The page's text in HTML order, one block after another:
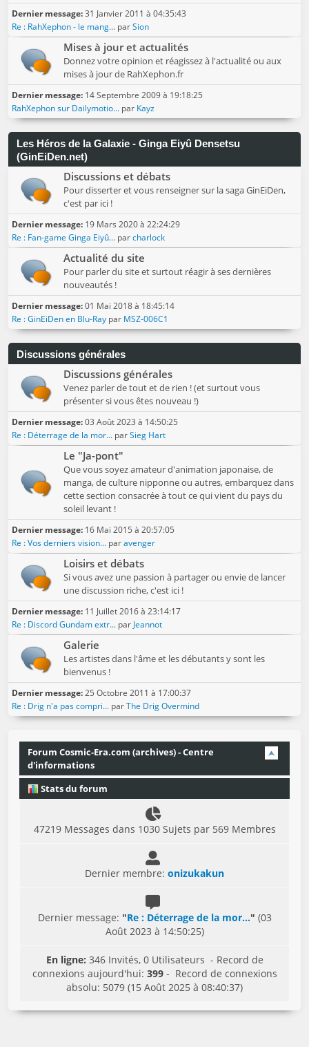
Dernier message:31 Janvier 2011 à 04:35:43
Re : RahXephon - le mang... parSion
Mises à jour et actualités
Donnez votre opinion et réagissez à l'actualité ou aux
mises à jour de RahXephon.fr
Dernier message: 14 Septembre 2009 à 19:18:25
RahXephon sur Dailymotio... par Kayz
Les Héros de la Galaxie - Ginga Eiyû Densetsu
(GinEiDen.net)
Discussions et débats
Pour disserter et vous renseigner sur la saga GinEiDen,
c'est par ici !
Dernier message: 19 Mars 2020 à 22:24:29
Re : Fan-game Ginga Eiyû... parcharlock
Actualité du site
Pour parler du site et surtout réagir à ses dernières
nouveautés !
Dernier message:01 Mai 2018 à 18:45:14
Re : GinEiDen en Blu-Ray par MSZ-006C1
Discussions générales
Discussions générales
Venez parler de tout et de rien ! (et surtout vous
présenter si vous êtes nouveau !)
Dernier message:03 Août 2023 à 14:50:25
Re : Déterrage de la mor... parSieg Hart
Le "Ja-pont"
Que vous soyez amateur d'animation japonaise, de
manga, de culture nipponne ou autres, embarquez dans
cette section consacrée à tout ce qui vient du pays du
soleil levant !
Dernier message: 16 Mai 2015 à 20:57:05
Re : Vos derniers vision... paravenger
Loisirs et débats
Si vous avez une passion à partager ou envie de lancer
une discussion riche, c'est ici !
Dernier message: 11 Juillet 2016 à 23:14:17
Re : Discord Gundam extr... par Jeannot
Galerie
Les artistes dans l'âme et les débutants y sont les
bienvenus !
Dernier message:25 Octobre 2011 à 17:00:37
Re : Drig n'a pas compri... parThe Drig Overmind
Forum Cosmic-Era.com (archives) - Centre
d'informations
Stats du forum
47219 Messages dans 1030 Sujets par 569 Membres
Dernier membre: onizukakun
Dernier message: "Re : Déterrage de la mor..." (03
Août 2023 à 14:50:25)
En ligne: 346 Invités, 0 Utilisateurs - Record de
connexions aujourd'hui: 399- Record de connexions
absolu: 5079 (15 Août 2025 à 08:40:37)